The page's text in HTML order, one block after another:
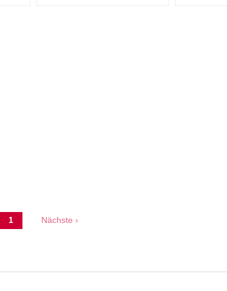
1 Nächste ›